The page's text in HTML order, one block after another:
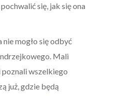
się, jak się ona
mogło się odbyć
Mali
wszelkiego
już, gdzie będą